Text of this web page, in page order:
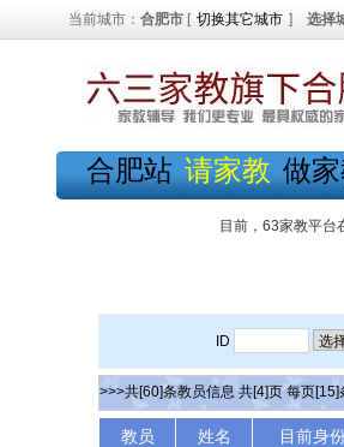
当前城市： 合肥市 [ 切换其它城市 ] 选择
合肥站 请家教 做
目前，63家教平台
ID
>>>共[60]条教员信息 共[4]页 每页[15]
教员
姓名
目前身